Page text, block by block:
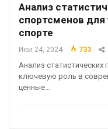
Анализ
спортсменов для
спорте
Июл 24, 2024 733
Анализ статистических
ключевую роль в
ценные…